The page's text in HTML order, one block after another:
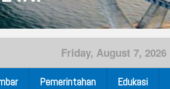
Friday, August 7, 2026
Pemerintahan Edukasi